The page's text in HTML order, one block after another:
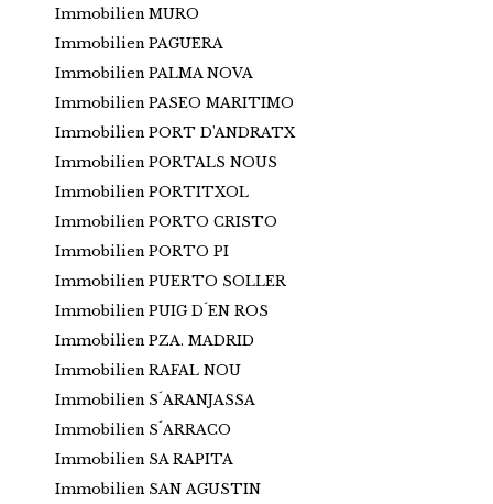
Immobilien MURO
Immobilien PAGUERA
Immobilien PALMA NOVA
Immobilien PASEO MARITIMO
Immobilien PORT D'ANDRATX
Immobilien PORTALS NOUS
Immobilien PORTITXOL
Immobilien PORTO CRISTO
Immobilien PORTO PI
Immobilien PUERTO SOLLER
Immobilien PUIG D´EN ROS
Immobilien PZA. MADRID
Immobilien RAFAL NOU
Immobilien S´ARANJASSA
Immobilien S´ARRACO
Immobilien SA RAPITA
Immobilien SAN AGUSTIN